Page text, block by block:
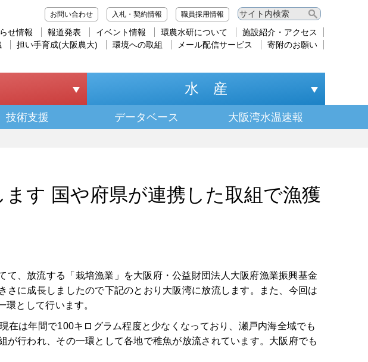
お問い合わせ 入札・契約情報 職員採用情報
せ情報 報道発表 イベント情報 環農水研について
施設紹介・アクセス
担い手育成(大阪農大) 環境への取組 メール配信サービス 寄附のお願い
水 産
技術支援 データベース 大阪湾水温速報
す 国や府県が連携した取組で漁獲
、放流する「栽培漁業」を大阪府・公益財団法人大阪府漁業振興基金
に成長しましたので下記のとおり大阪湾に放流します。また、今回は
環として行います。
在は年間で100キログラム程度と少なくなっており、瀬戸内海全域でも
行われ、その一環として各地で稚魚が放流されています。大阪府でも